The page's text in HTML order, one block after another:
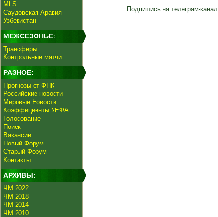
MLS
Саудовская Аравия
Узбекистан
МЕЖСЕЗОНЬЕ:
Трансферы
Контрольные матчи
РАЗНОЕ:
Прогнозы от ФНК
Российские новости
Мировые Новости
Коэффициенты УЕФА
Голосование
Поиск
Вакансии
Новый Форум
Старый Форум
Контакты
АРХИВЫ:
ЧМ 2022
ЧМ 2018
ЧМ 2014
ЧМ 2010
Подпишись на телеграм-